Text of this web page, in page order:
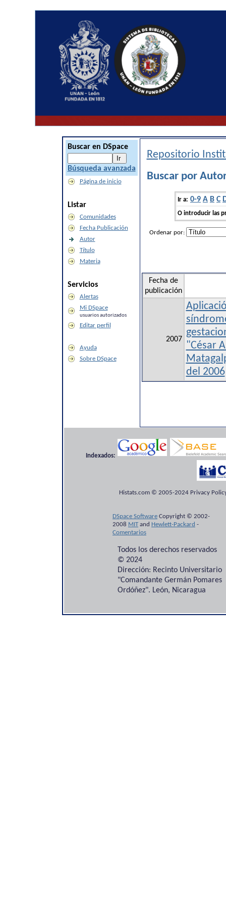
Buscar en DSpace
Búsqueda avanzada
Página de inicio
Listar
Comunidades
Fecha Publicación
Autor
Título
Materia
Servicios
Alertas
Mi DSpace
usuarios autorizados
Editar perfil
Ayuda
Sobre DSpace
Repositorio
Buscar por
Ir a: 0-9 A B C
O introducir las
Ordenar por:
Fecha de
publicación
2007
"César
del 2006
Indexados:
Histats.com © 2005-2024 Privacy
DSpace Software Copyright © 2002-
2008 MITand Hewlett-Packard -
Comentarios
Todos los derechos reservados
© 2024
Dirección: Recinto Universitario
"Comandante Germán Pomares
Ordóñez". León, Nicaragua